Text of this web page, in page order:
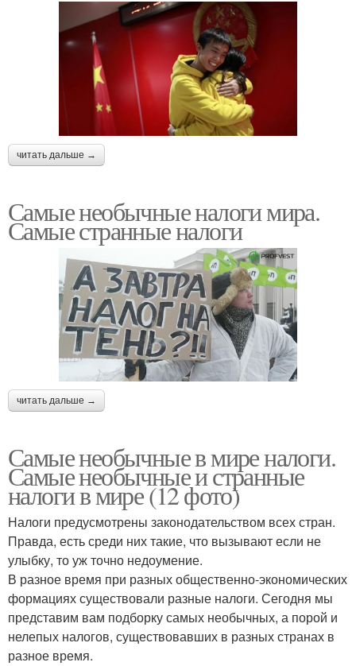
читать дальше →
Самые необычные налоги мира.
Самые странные налоги
читать дальше →
Самые необычные в мире налоги.
Самые необычные и странные
налоги в мире (12 фото)
Налоги предусмотрены законодательством всех стран.
Правда, есть среди них такие, что вызывают если не
улыбку, то уж точно недоумение.
В разное время при разных общественно-экономических
формациях существовали разные налоги. Сегодня мы
представим вам подборку самых необычных, а порой и
нелепых налогов, существовавших в разных странах в
разное время.